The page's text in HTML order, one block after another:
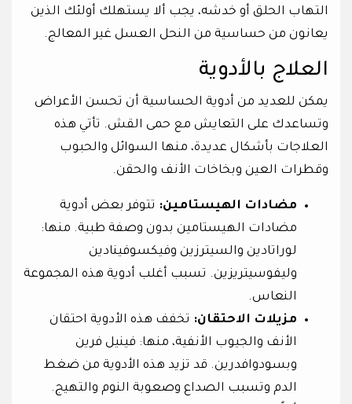
التهاب الحلق أو خدشه، يجب ألا يستهلك أولئك الذين
يعانون من حساسية من النحل العسل غير المعالج.
العلاج بالأدوية
يمكن للعديد من أدوية الحساسية أن تحسن الأعراض
وتساعدك على التعايش مع حمى القش. تأتي هذه
العلاجات بأشكال عديدة، منها السوائل والحبوب
وقطرات العين وبخاخات الأنف والحقن.
مضادات الهيستامين: تتوفر بعض أدوية
مضادات الهيستامين بدون وصفة طبية. منها:
لوراتادين والسيترزين وفيكسوفينادين
وليفوسيتريزين. تسبب أغلب أدوية هذه المجموعة
النعاس.
مزيلات الاحتقان: تخفف هذه الأدوية احتقان
الأنف والجيوب الأنفية، منها: فينيل فرين
وبسودوافدرين. قد تزيد هذه الأدوية من ضغط
الدم وتسبب الصداع وصعوبة النوم والتهيج.